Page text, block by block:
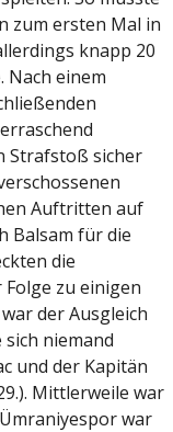
zum ersten Mal in
knapp 20
Nach einem
Strafstoß sicher
Auftritten auf
Balsam für die
die
zu einigen
der Ausgleich
niemand
und der Kapitän
Mittlerweile war
war